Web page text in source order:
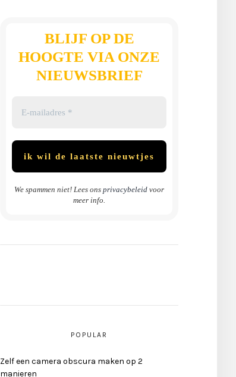
BLIJF OP DE
HOOGTE VIA ONZE
NIEUWSBRIEF
We spammen niet! Lees ons privacybeleid voor
meer info.
POPULAR
Zelf een camera obscura maken op 2
manieren